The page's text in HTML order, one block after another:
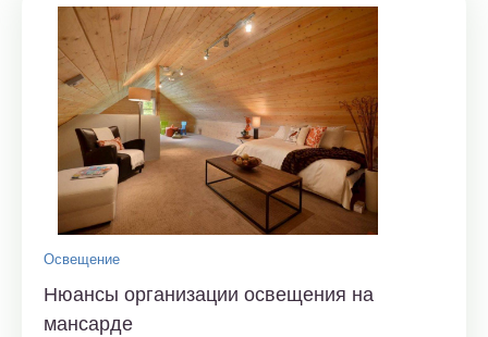
Освещение
Нюансы организации освещения на
мансарде